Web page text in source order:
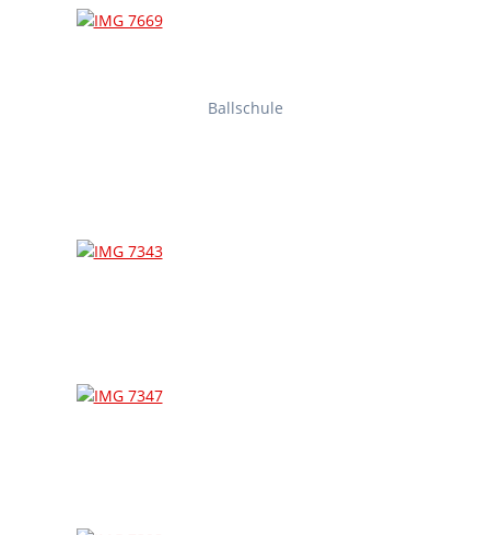
Ballschule